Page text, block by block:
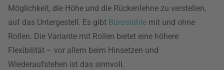
Möglichkeit, die Höhe und die Rückenlehne zu verstellen,
auf das Untergestell. Es gibt Bürostühle mit und ohne
Rollen. Die Variante mit Rollen bietet eine höhere
Flexibilität – vor allem beim Hinsetzen und
Wiederaufstehen ist das sinnvoll.